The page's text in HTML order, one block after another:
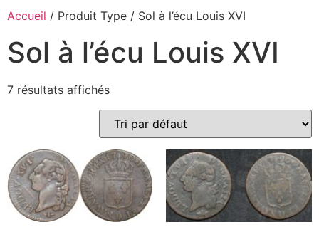
Accueil / Produit Type / Sol à l’écu Louis XVI
Sol à l’écu Louis XVI
7 résultats affichés